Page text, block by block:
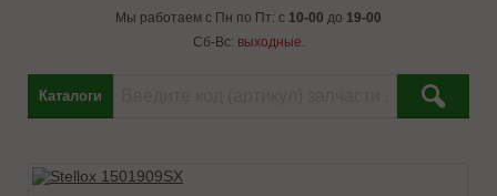
Мы работаем с Пн по Пт: с 10-00 до 19-00
Сб-Вс: выходные.
Каталоги